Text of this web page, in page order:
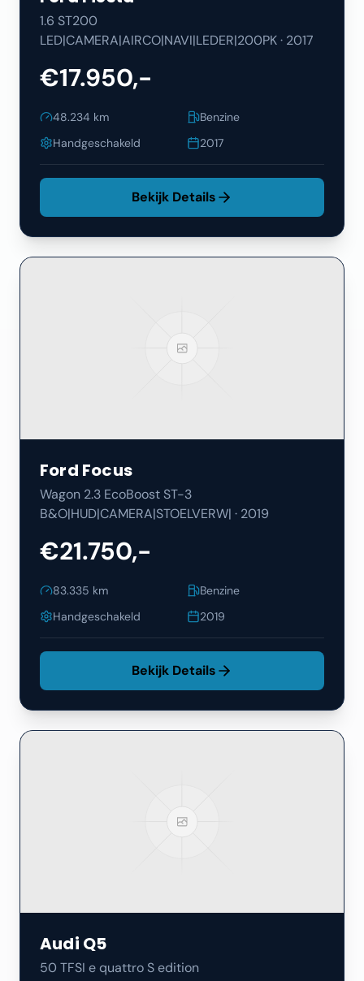
1.6 ST200
LED|CAMERA|AIRCO|NAVI|LEDER|200PK· 2017
€17.950,-
48.234 km
Benzine
Handgeschakeld
2017
Bekijk Details
Ford Focus
Wagon 2.3 EcoBoost ST-3
B&O|HUD|CAMERA|STOELVERW| · 2019
€21.750,-
83.335 km
Benzine
Handgeschakeld
2019
Bekijk Details
Audi Q5
50 TFSI e quattro S edition